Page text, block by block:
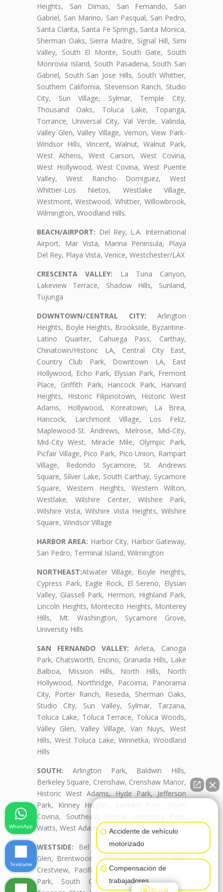
Heights, San Dimas, San Fernando, San
Gabriel, San Marino, San Pasqual, San Pedro,
Santa Clarita, Santa Fe Springs, Santa Monica,
Sherman Oaks, Sierra Madre, Signal Hill, Simi
Valley, South El Monte, South Gate, South
Monrovia Island, South Pasadena, South San
Gabriel, South San Jose Hills, South Whittier,
Southern California, Stevenson Ranch, Studio
City, Sun Village, Sylmar, Temple City,
Thousand Oaks, Toluca Lake, Topanga,
Torrance, Universal City, Val Verde, Valinda,
Valley Glen, Valley Village, Vernon, View Park-
Windsor Hills, Vincent, Walnut, Walnut Park,
West Athens, West Carson, West Covina,
West Hollywood, West Covina, West Puente
Valley, West Rancho Domiguez, West
Whittier-Los Nietos, Westlake Village,
Westmont, Westwood, Whittier, Willowbrook,
Wilmington, Woodland Hills.
BEACH/AIRPORT: Del Rey, L.A. International
Airport, Mar Vista, Marina Peninsula, Playa
Del Rey, Playa Vista, Venice, Westchester/LAX
CRESCENTA VALLEY: La Tuna Canyon,
Lakeview Terrace, Shadow Hills, Sunland,
Tujunga
DOWNTOWN/CENTRAL CITY: Arlington
Heights, Boyle Heights, Brookside, Byzantine-
Latino Quarter, Cahuega Pass, Carthay,
Chinatown/Historic LA, Central City East,
Country Club Park, Downtown LA, East
Hollywood, Echo Park, Elysian Park, Fremont
Place, Griffith Park, Hancock Park, Harvard
Heights, Historic Filipinotown, Historic West
Adams, Hollywood, Koreatown, La Brea,
Hancock, Larchmont Village, Los Feliz,
Maplewood-St. Andrews, Melrose, Mid-City,
Mid-City West, Miracle Mile, Olympic Park,
Picfair Village, Pico Park, Pico Union, Rampart
Village, Redondo Sycamore, St. Andrews
Square, Silver Lake, South Carthay, Sycamore
Square, Western Heights, Western Wilton,
Westlake, Wilshire Center, Wilshire Park,
Wilshire Vista, Wilshire Vista Heights, Wilshire
Square, Windsor Village
HARBOR AREA: Harbor City, Harbor Gateway,
San Pedro, Terminal Island, Wilmington
NORTHEAST:Atwater Village, Boyle Heights,
Cypress Park, Eagle Rock, El Sereno, Elysian
Valley, Glassell Park, Hermon, Highland Park,
Lincoln Heights, Montecito Heights, Monterey
Hills, Mt. Washington, Sycamore Grove,
University Hills
SAN FERNANDO VALLEY: Arleta, Canoga
Park, Chatsworth, Encino, Granada Hills, Lake
Balboa, Mission Hills, North Hills, North
Hollywood, Northridge, Pacoima, Panorama
City, Porter Ranch, Reseda, Sherman Oaks,
Studio City, Sun Valley, Sylmar, Tarzana,
Toluca Lake, Toluca Terrace, Toluca Woods,
Valley Glen, Valley Village, Van Nuys, West
Hills, West Toluca Lake, Winnetka, Woodland
Hills
SOUTH: Arlington Park, Baldwin Hills,
Berkeley Square, Crenshaw, Crenshaw Manor,
Historic West Adams, Hyde Park, Jefferson
Park, Kinney Heights, Leimert Park, South
Covina, Southeast Covina, University Park,
Watts, West Adams, West Adams Terrace
WESTSIDE: Bel Air, Beverly Crest, Beverly
Glen, Brentwood, Century City, Cheviot Hills,
Crestview, Pacific Palisades, Palms, Rancho
Park, South Carthay, South Robertson,
Accidente de vehículo
motorizado
Compensación de
trabajadores
WhatsApp
Textéame